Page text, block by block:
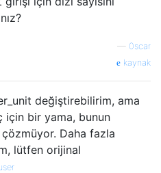
— 0scar
kaynak
değiştirebilirim, ama
için bir yama, bunun
Daha fazla
lütfen orijinal